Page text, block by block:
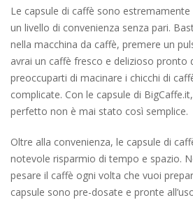
Le capsule di caffè sono
un livello di convenienza senza pari.
nella macchina da caffè, premere un
avrai un caffè fresco e delizioso pronto
preoccuparti di macinare i chicchi di
complicate. Con le capsule di
perfetto non è mai stato così semplice.
Oltre alla convenienza, le capsule di
notevole risparmio di tempo e spazio.
pesare il caffè ogni volta che vuoi
capsule sono pre-dosate e pronte